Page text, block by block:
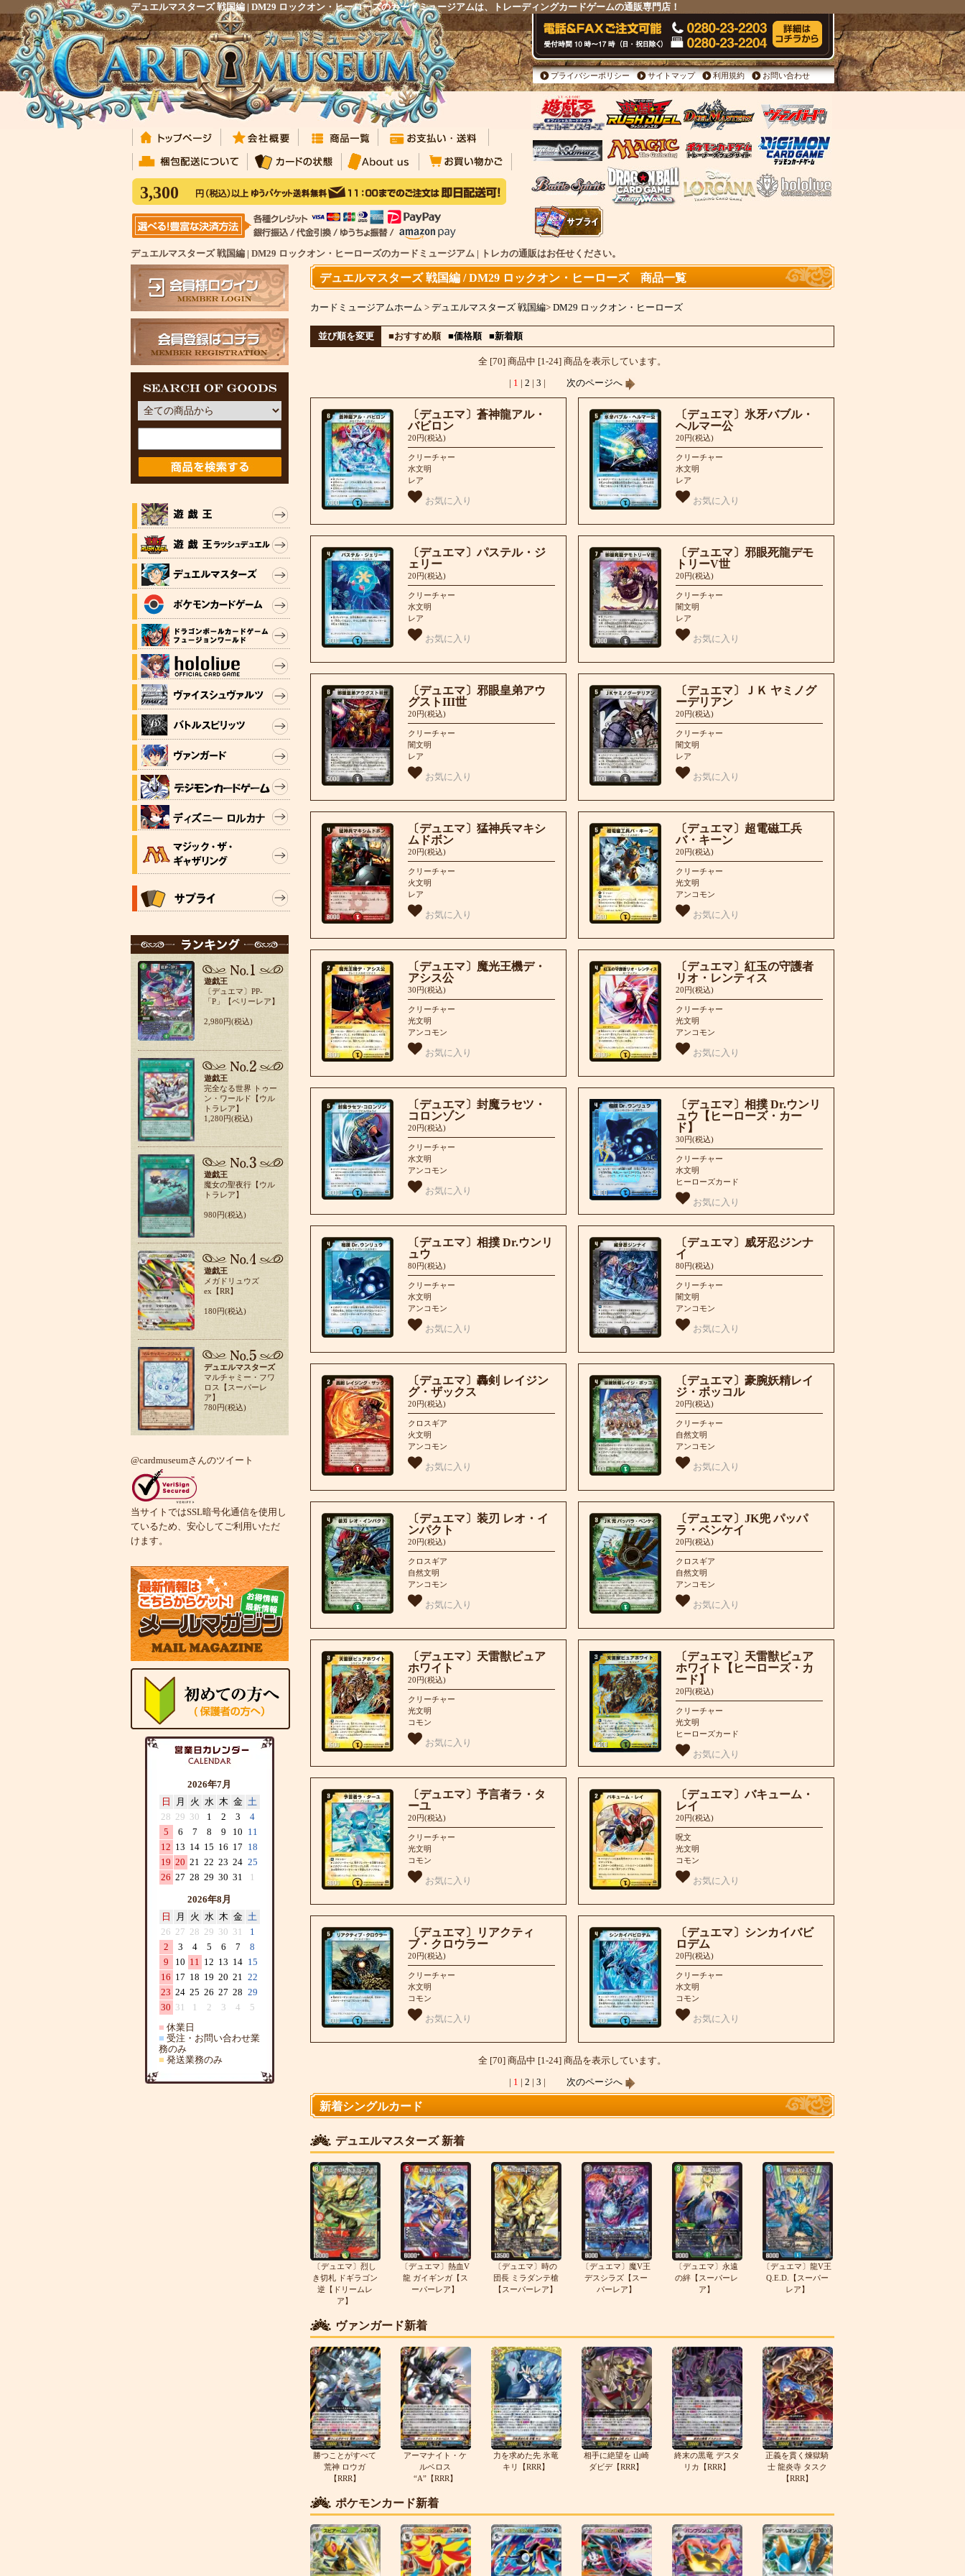
デュエルマスターズ 戦国編 | DM29 ロックオン・ヒーローズのカードミュージアムは、トレーディングカードゲームの通販専門店！
3,300
プライバシーポリシー サイトマップ 利用規約 お問い合わせ
デュエルマスターズ 戦国編 | DM29 ロックオン・ヒーローズのカードミュージアム | トレカの通販はお任せください。
遊戯王
〔デュエマ〕PP-
「P」【ベリーレア】
2,980円(税込)
遊戯王
完全なる世界 トゥー
ン・ワールド【ウル
トラレア】
1,280円(税込)
遊戯王
魔女の聖夜行【ウル
トラレア】
980円(税込)
遊戯王
メガドリュウズ
ex【RR】
180円(税込)
デュエルマスターズ
マルチャミー・フワ
ロス【スーパーレ
ア】
780円(税込)
@cardmuseumさんのツイート
当サイトではSSL暗号化通信を使用し
ているため、安心してご利用いただ
けます。
2026年7月
日
月 火 水 木 金 土
28 29 30 1 2 3
4
5
6 7 8 9 10 11
12 13 14 15 16 17 18
19 20 21 22 23 24 25
26 27 28 29 30 31 1
2026年8月
日
月 火 水 木 金 土
26 27 28 29 30 31
1
2
3 4 5 6 7
8
9
10 11 12 13 14 15
16 17 18 19 20 21 22
23 24 25 26 27 28 29
30 31 1 2 3 4
5
■ 休業日
■ 受注・お問い合わせ業
務のみ
■ 発送業務のみ
デュエルマスターズ 戦国編 / DM29 ロックオン・ヒーローズ 商品一覧
カードミュージアムホーム > デュエルマスターズ 戦国編> DM29 ロックオン・ヒーローズ
並び順を変更 ■おすすめ順 ■価格順 ■新着順
全 [70] 商品中 [1-24] 商品を表示しています。
| 1 | 2 | 3 | 次のページへ
〔デュエマ〕蒼神龍アル・
バビロン
20円(税込)
クリーチャー
水文明
レア
お気に入り
〔デュエマ〕氷牙バブル・
ヘルマー公
20円(税込)
クリーチャー
水文明
レア
お気に入り
〔デュエマ〕パステル・ジ
ェリー
20円(税込)
クリーチャー
水文明
レア
お気に入り
〔デュエマ〕邪眼死龍デモ
トリーV世
20円(税込)
クリーチャー
闇文明
レア
お気に入り
〔デュエマ〕邪眼皇弟アウ
グストIII世
20円(税込)
クリーチャー
闇文明
レア
お気に入り
〔デュエマ〕ＪＫ ヤミノグ
ーデリアン
20円(税込)
クリーチャー
闇文明
レア
お気に入り
〔デュエマ〕猛神兵マキシ
ムドボン
20円(税込)
クリーチャー
火文明
レア
お気に入り
〔デュエマ〕超電磁工兵
バ・キーン
20円(税込)
クリーチャー
光文明
アンコモン
お気に入り
〔デュエマ〕魔光王機デ・
アシス公
30円(税込)
クリーチャー
光文明
アンコモン
お気に入り
〔デュエマ〕紅玉の守護者
リオ・レンティス
20円(税込)
クリーチャー
光文明
アンコモン
お気に入り
〔デュエマ〕封魔ラセツ・
コロンゾン
20円(税込)
クリーチャー
水文明
アンコモン
お気に入り
〔デュエマ〕相撲 Dr.ウンリ
ュウ【ヒーローズ・カー
ド】
30円(税込)
クリーチャー
水文明
ヒーローズカード
お気に入り
〔デュエマ〕相撲 Dr.ウンリ
ュウ
80円(税込)
クリーチャー
水文明
アンコモン
お気に入り
〔デュエマ〕威牙忍ジンナ
イ
80円(税込)
クリーチャー
闇文明
アンコモン
お気に入り
〔デュエマ〕轟剣 レイジン
グ・ザックス
20円(税込)
クロスギア
火文明
アンコモン
お気に入り
〔デュエマ〕豪腕妖精レイ
ジ・ボッコル
20円(税込)
クリーチャー
自然文明
アンコモン
お気に入り
〔デュエマ〕装刃 レオ・イ
ンパクト
20円(税込)
クロスギア
自然文明
アンコモン
お気に入り
〔デュエマ〕JK兜 パッパ
ラ・ベンケイ
20円(税込)
クロスギア
自然文明
アンコモン
お気に入り
〔デュエマ〕天雷獣ピュア
ホワイト
20円(税込)
クリーチャー
光文明
コモン
お気に入り
〔デュエマ〕天雷獣ピュア
ホワイト【ヒーローズ・カ
ード】
20円(税込)
クリーチャー
光文明
ヒーローズカード
お気に入り
〔デュエマ〕予言者ラ・タ
ーユ
20円(税込)
クリーチャー
光文明
コモン
お気に入り
〔デュエマ〕バキューム・
レイ
20円(税込)
呪文
光文明
コモン
お気に入り
〔デュエマ〕リアクティ
ブ・クロウラー
20円(税込)
クリーチャー
水文明
コモン
お気に入り
〔デュエマ〕シンカイバビ
ロデム
20円(税込)
クリーチャー
水文明
コモン
お気に入り
全 [70] 商品中 [1-24] 商品を表示しています。
| 1 | 2 | 3 | 次のページへ
新着シングルカード
デュエルマスターズ 新着
〔デュエマ〕烈し
き切札 ドギラゴン
逆【ドリームレ
ア】
〔デュエマ〕熱血V
龍 ガイギンガ【ス
ーパーレア】
〔デュエマ〕時の
団長 ミラダンテ槍
【スーパーレア】
〔デュエマ〕魔V王
デスシラズ【スー
パーレア】
〔デュエマ〕永遠
の絆【スーパーレ
ア】
〔デュエマ〕龍V王
Q.E.D.【スーパー
レア】
ヴァンガード新着
勝つことがすべて
荒神 ロウガ
【RRR】
アーマナイト・ケ
ルベロス
“A”【RRR】
力を求めた先 氷竜
キリ【RRR】
相手に絶望を 山崎
ダビデ【RRR】
終末の黒竜 デスタ
リカ【RRR】
正義を貫く煉獄騎
士 龍炎寺 タスク
【RRR】
ポケモンカード新着